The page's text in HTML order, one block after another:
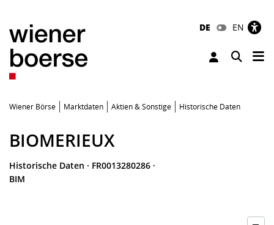
DE EN
Toggle
Wiener Börse Marktdaten Aktien & Sonstige Historische Daten
BIOMERIEUX
Historische Daten · FR0013280286 ·
BIM